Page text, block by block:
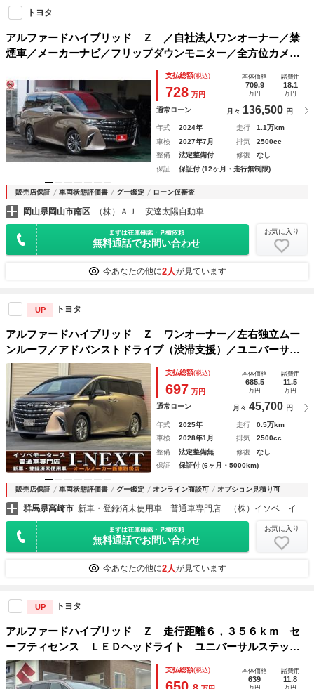
トヨタ
アルファードハイブリッド Ｚ ／自社法人ワンオーナー／禁
煙車／メーカーナビ／フリップダウンモニター／全方位カメラ
／ソナー／ＢＳＭ／ドラレコ／ＥＴＣ／本革パワーシート／ガ
ラスルーフ／Ｗパワスラ／ユニバーサルステップ／デジタルミ
ラー／
支払総額(税込)
728 万円
本体価格
709.9
万円
諸費用
18.1
万円
通常ローン 月々 136,500 円
年式 2024年 走行
1.1万km
車検
2027年7月 排気
2500cc
整備
法定整備付 修復
なし
保証
保証付 (12ヶ月・走行無制限)
販売店保証 車両状態評価書 グー鑑定 ローン仮審査
岡山県岡山市南区 （株）ＡＪ 安達太陽自動車
まずは在庫確認・見積依頼
無料通話でお問い合わせ
お気に入り
今あなたの他に2人が見ています
UP トヨタ
アルファードハイブリッド Ｚ ワンオーナー／左右独立ムー
ンルーフ／アドバンストドライブ（渋滞支援）／ユニバーサル
ステップ／ドライバーモニターカメラ／コネクティッドナビ／
アラウンドビューモニター／シートベンチレーション／ＥＴＣ
２．０
支払総額(税込)
697 万円
本体価格
685.5
万円
諸費用
11.5
万円
通常ローン 月々 45,700 円
年式 2025年 走行
0.5万km
車検
2028年1月 排気
2500cc
整備
法定整備無 修復
なし
保証
保証付 (6ヶ月・5000km)
販売店保証 車両状態評価書 グー鑑定 オンライン商談可 オプション見積り可
群馬県高崎市 新車・登録済未使用車 普通車専門店 （株）イソベ イソベモータース Ｉ－ＮＥＸＴ
まずは在庫確認・見積依頼
無料通話でお問い合わせ
お気に入り
今あなたの他に2人が見ています
UP トヨタ
アルファードハイブリッド Ｚ 走行距離６，３５６ｋｍ セ
ーフティセンス ＬＥＤヘッドライト ユニバーサルステッ
プ ディスプレイオーディオ パノラミックビュー デジタル
インナーミラー ヘッドアップディスプレイ 快適温熱シート
支払総額(税込) 本体価格
639
万円
諸費用
11.8
万円